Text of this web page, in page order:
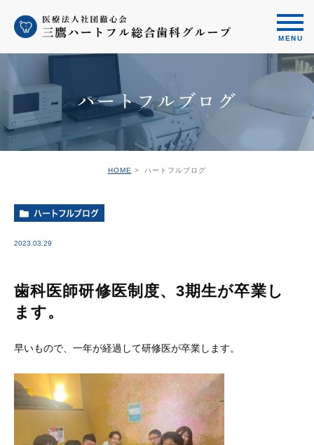
ハートフルブログ
HOME ハートフルブログ
ハートフルブログ
2023.03.29
歯科医師研修医制度、3期生が卒業し
ます。
早いもので、一年が経過して研修医が卒業します。